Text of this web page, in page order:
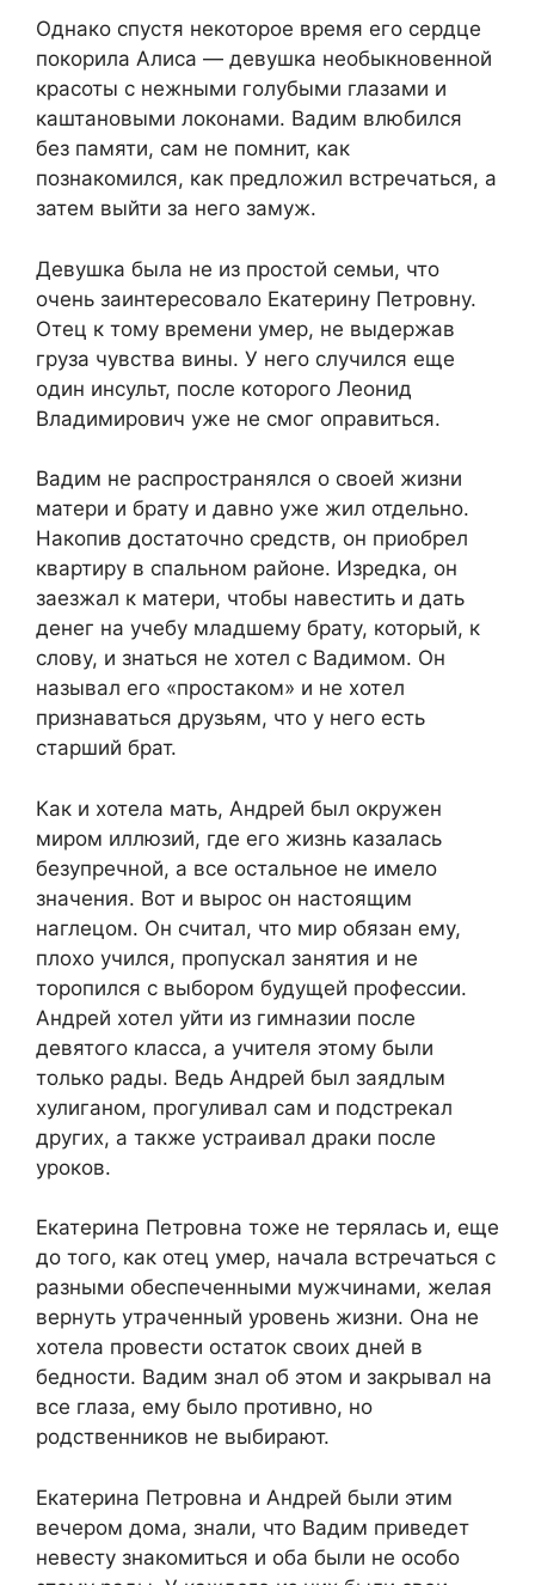
Однако спустя некоторое время его сердце
покорила Алиса — девушка необыкновенной
красоты с нежными голубыми глазами и
каштановыми локонами. Вадим влюбился
без памяти, сам не помнит, как
познакомился, как предложил встречаться, а
затем выйти за него замуж.
Девушка была не из простой семьи, что
очень заинтересовало Екатерину Петровну.
Отец к тому времени умер, не выдержав
груза чувства вины. У него случился еще
один инсульт, после которого Леонид
Владимирович уже не смог оправиться.
Вадим не распространялся о своей жизни
матери и брату и давно уже жил отдельно.
Накопив достаточно средств, он приобрел
квартиру в спальном районе. Изредка, он
заезжал к матери, чтобы навестить и дать
денег на учебу младшему брату, который, к
слову, и знаться не хотел с Вадимом. Он
называл его «простаком» и не хотел
признаваться друзьям, что у него есть
старший брат.
Как и хотела мать, Андрей был окружен
миром иллюзий, где его жизнь казалась
безупречной, а все остальное не имело
значения. Вот и вырос он настоящим
наглецом. Он считал, что мир обязан ему,
плохо учился, пропускал занятия и не
торопился с выбором будущей профессии.
Андрей хотел уйти из гимназии после
девятого класса, а учителя этому были
только рады. Ведь Андрей был заядлым
хулиганом, прогуливал сам и подстрекал
других, а также устраивал драки после
уроков.
Екатерина Петровна тоже не терялась и, еще
до того, как отец умер, начала встречаться с
разными обеспеченными мужчинами, желая
вернуть утраченный уровень жизни. Она не
хотела провести остаток своих дней в
бедности. Вадим знал об этом и закрывал на
все глаза, ему было противно, но
родственников не выбирают.
Екатерина Петровна и Андрей были этим
вечером дома, знали, что Вадим приведет
невесту знакомиться и оба были не особо